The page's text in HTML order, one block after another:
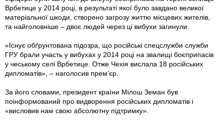
Врбетице у 2014 році, в результаті якої було завдано великої
матеріальної шкоди, створено загрозу життю місцевих жителів,
та найголовніше – двоє людей через ці вибухи загинули.
«Існує обґрунтована підозра, що російські спецслужби служби
ГРУ брали участь у вибухах у 2014 році на звалищі боєприпасів
у чеському селі Врбетице. Отже Чехія вислала 18 російських
дипломатів», – наголосив прем’єр.
За його словами, президент країни Мілош Земан був
поінформований про видворення російських дипломатів і
«висловив нам свою абсолютну підтримку».